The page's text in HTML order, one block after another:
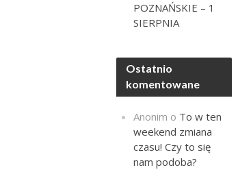
POZNAŃSKIE – 1
SIERPNIA
Ostatnio
komentowane
Anonim o To w ten
weekend zmiana
czasu! Czy to się
nam podoba?